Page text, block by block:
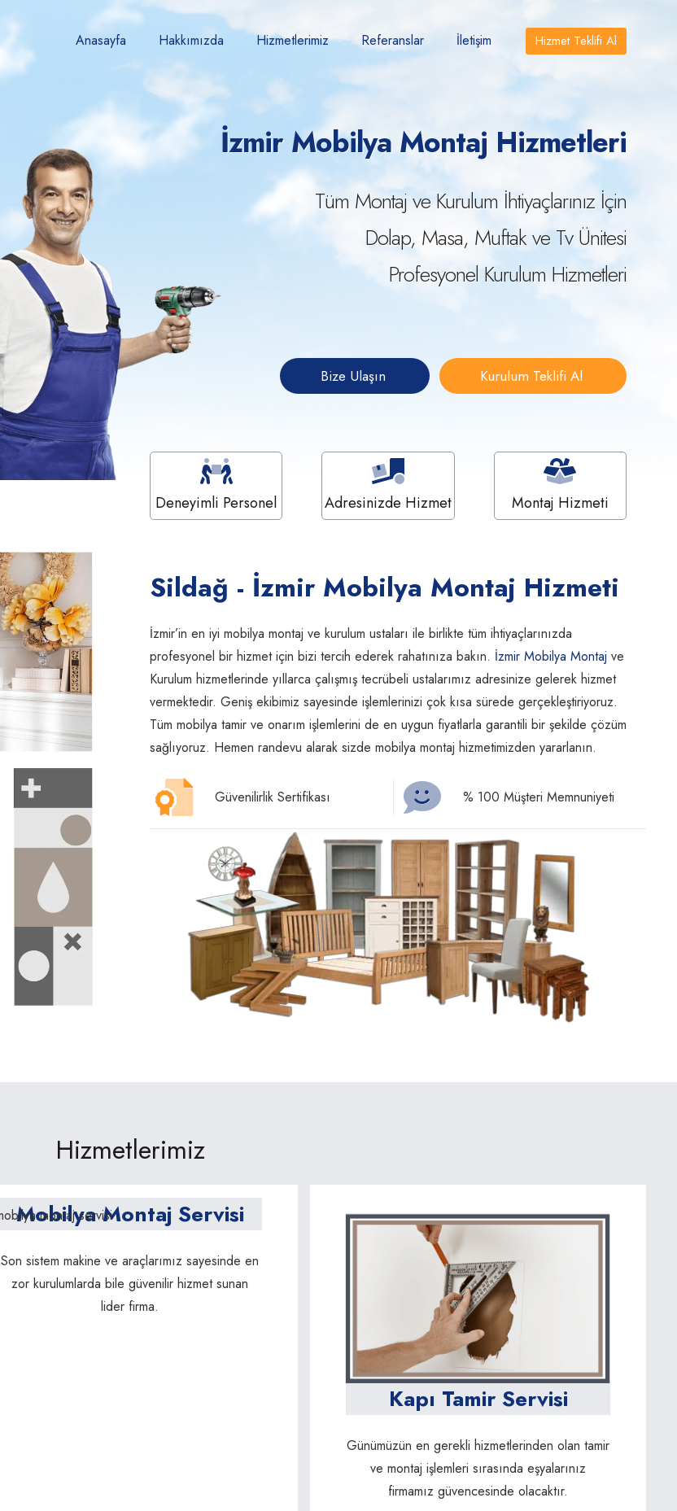
Anasayfa Hakkımızda Hizmetlerimiz Referanslar İletişim Hizmet Teklifi Al
Bize Ulaşın Kurulum Teklifi Al
İzmir Mobilya Montaj Hizmetleri
Tüm Montaj ve Kurulum İhtiyaçlarınız İçin
Dolap, Masa, Muftak ve Tv Ünitesi
Profesyonel Kurulum Hizmetleri
Deneyimli Personel Adresinizde Hizmet Montaj Hizmeti
Sildağ - İzmir Mobilya Montaj Hizmeti
İzmir’in en iyi mobilya montaj ve kurulum ustaları ile birlikte tüm ihtiyaçlarınızda
profesyonel bir hizmet için bizi tercih ederek rahatınıza bakın. İzmir Mobilya Montaj ve
Kurulum hizmetlerinde yıllarca çalışmış tecrübeli ustalarımız adresinize gelerek hizmet
vermektedir. Geniş ekibimiz sayesinde işlemlerinizi çok kısa sürede gerçekleştiriyoruz.
Tüm mobilya tamir ve onarım işlemlerini de en uygun fiyatlarla garantili bir şekilde çözüm
sağlıyoruz. Hemen randevu alarak sizde mobilya montaj hizmetimizden yararlanın.
Güvenilirlik Sertifikası % 100 Müşteri Memnuniyeti
Hizmetlerimiz
Mobilya Montaj Servisi
Son sistem makine ve araçlarımız sayesinde en
zor kurulumlarda bile güvenilir hizmet sunan
lider firma.
Kapı Tamir Servisi
Günümüzün en gerekli hizmetlerinden olan tamir
ve montaj işlemleri sırasında eşyalarınız
firmamız güvencesinde olacaktır.